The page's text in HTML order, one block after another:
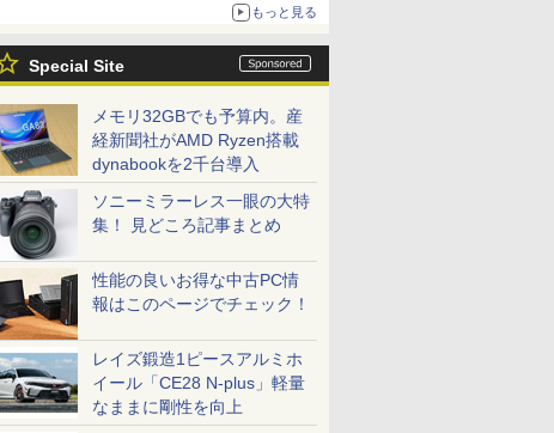
もっと見る
Special Site
メモリ32GBでも予算内。産
経新聞社がAMD Ryzen搭載
dynabookを2千台導入
ソニーミラーレス一眼の大特
集！ 見どころ記事まとめ
性能の良いお得な中古PC情
報はこのページでチェック！
レイズ鍛造1ピースアルミホ
イール「CE28 N-plus」軽量
なままに剛性を向上